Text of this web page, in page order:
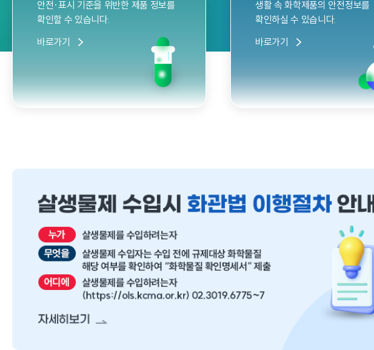
안전·표시 기준을 위반한 제품 정보를
확인할 수 있습니다.
바로가기
생활 속 화학제품의 안전정보를
확인하실 수 있습니다.
바로가기